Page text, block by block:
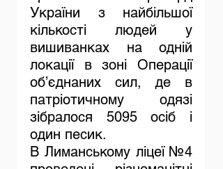
України з найбільшої
кількості людей у
вишиванках на одній
локації в зоні Операції
об’єднаних сил, де в
патріотичному одязі
зібралося 5095 осіб і
один песик.
В Лиманському ліцеї №4